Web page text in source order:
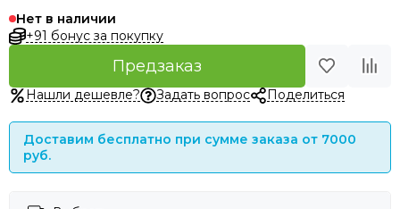
Нет в наличии
+91 бонус за покупку
Предзаказ
Нашли дешевле? Задать вопрос Поделиться
Доставим бесплатно при сумме заказа от 7000
руб.